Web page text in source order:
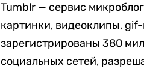
Tumblr — сервис
картинки, видеоклипы,
зарегистрированы 380
социальных сетей,